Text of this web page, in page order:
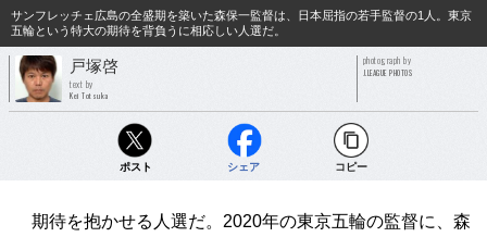
サンフレッチェ広島の全盛期を築いた森保一監督は、日本屈指の若手監督の1人。東京
五輪という特大の期待を背負うに相応しい人選だ。
戸塚啓
text by
Kei Totsuka
photograph by
J.LEAGUE PHOTOS
ポスト シェア コピー
期待を抱かせる人選だ。2020年の東京五輪の監督に、森